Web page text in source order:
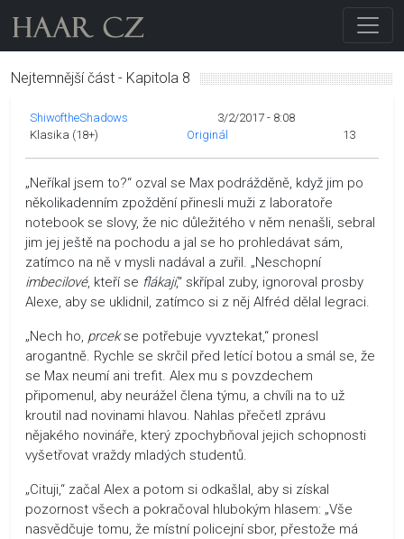
Nejtemnější část - Kapitola 8
ShiwoftheShadows
3/2/2017 - 8:08
Klasika (18+)
Originál 13
„Neříkal jsem to?“ ozval se Max podrážděně, když jim po
několikadenním zpoždění přinesli muži z laboratoře
notebook se slovy, že nic důležitého v něm nenašli, sebral
jim jej ještě na pochodu a jal se ho prohledávat sám,
zatímco na ně v mysli nadával a zuřil. „Neschopní
imbecilové, kteří se flákají,“ skřípal zuby, ignoroval prosby
Alexe, aby se uklidnil, zatímco si z něj Alfréd dělal legraci.
„Nech ho, prcekse potřebuje vyvztekat,“ pronesl
arogantně. Rychle se skrčil před letící botou a smál se, že
se Max neumí ani trefit. Alex mu s povzdechem
připomenul, aby neurážel člena týmu, a chvíli na to už
kroutil nad novinami hlavou. Nahlas přečetl zprávu
nějakého novináře, který zpochybňoval jejich schopnosti
vyšetřovat vraždy mladých studentů.
„Cituji,“ začal Alex a potom si odkašlal, aby si získal
pozornost všech a pokračoval hlubokým hlasem: „Vše
nasvědčuje tomu, že místní policejní sbor, přestože má